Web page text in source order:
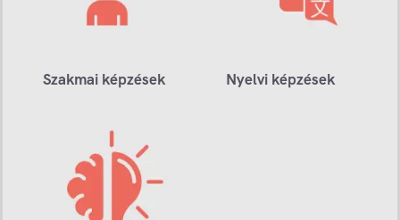
Szakmai képzések Nyelvi képzések